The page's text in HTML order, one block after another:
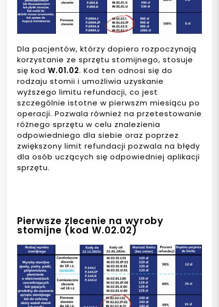
Dla pacjentów, którzy dopiero rozpoczynają
korzystanie ze sprzętu stomijnego, stosuje
się kod W.01.02. Kod ten odnosi się do
rodzaju stomii i umożliwia uzyskanie
wyższego limitu refundacji, co jest
szczególnie istotne w pierwszm miesiącu po
operacji. Pozwala również na przetestowanie
różnego sprzętu w celu znalezienia
odpowiedniego dla siebie oraz poprzez
zwiększony limit refundacji pozwala na błędy
dla osób uczących się odpowiedniej aplikacji
sprzętu.
Pierwsze zlecenie na wyroby
stomijne (kod W.02.02)